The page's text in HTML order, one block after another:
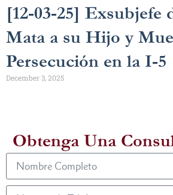
[12-03-25] Exsubjefe
Mata a su Hijo y
Persecución en la I-5
December 3, 2025
Obtenga Una